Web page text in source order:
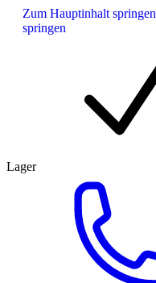
Zum Hauptinhalt springen
springen
Lager